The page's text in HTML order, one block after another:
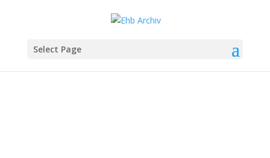
Select Page